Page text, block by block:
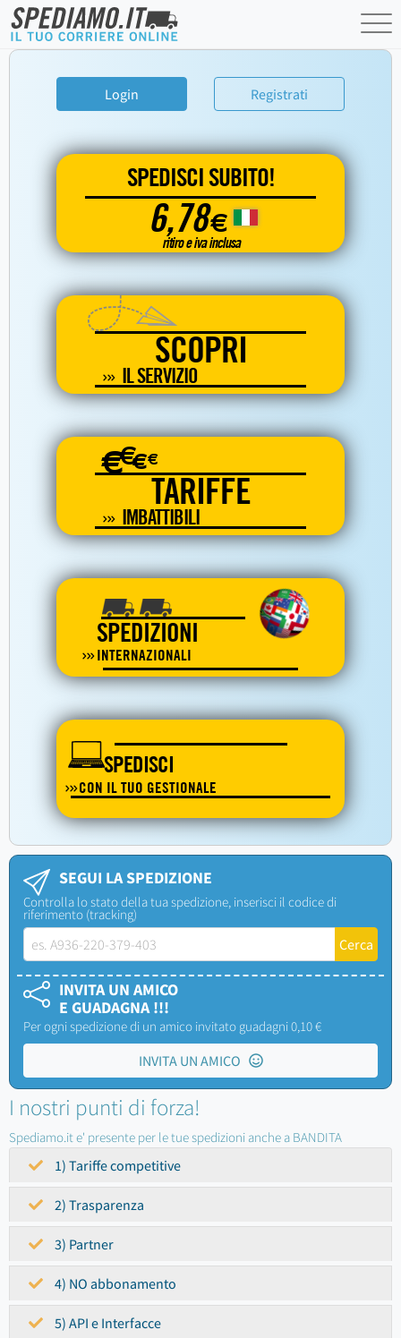
Login Registrati
SPEDISCI SUBITO!
6,78€
ritiro e iva inclusa
SCOPRI
IL SERVIZIO
€€€€
TARIFFE
IMBATTIBILI
SPEDIZIONI
INTERNAZIONALI
SPEDISCI
CON IL TUO GESTIONALE
SEGUI LA SPEDIZIONE
Controlla lo stato della tua spedizione, inserisci il codice di
riferimento (tracking)
INVITA UN AMICO
E GUADAGNA !!!
Per ogni spedizione di un amico invitato guadagni 0,10 €
INVITA UN AMICO
I nostri punti di forza!
Spediamo.it e' presente per le tue spedizioni anche a BANDITA
1) Tariffe competitive
2) Trasparenza
3) Partner
4) NO abbonamento
5) API e Interfacce